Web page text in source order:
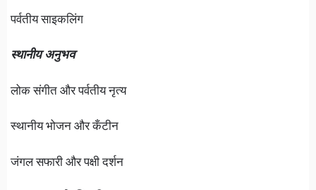
पर्वतीय साइकलिंग
स्थानीय अनुभव
लोक संगीत और पर्वतीय नृत्य
स्थानीय भोजन और कँटीन
जंगल सफारी और पक्षी दर्शन